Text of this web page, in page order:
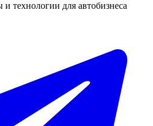
технологии для автобизнеса